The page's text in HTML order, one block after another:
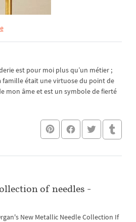
est pour moi plus qu’un métier ;
famille était une virtuose du point de
mon âme et est un symbole de fierté
of needles -
New Metallic Needle Collection If